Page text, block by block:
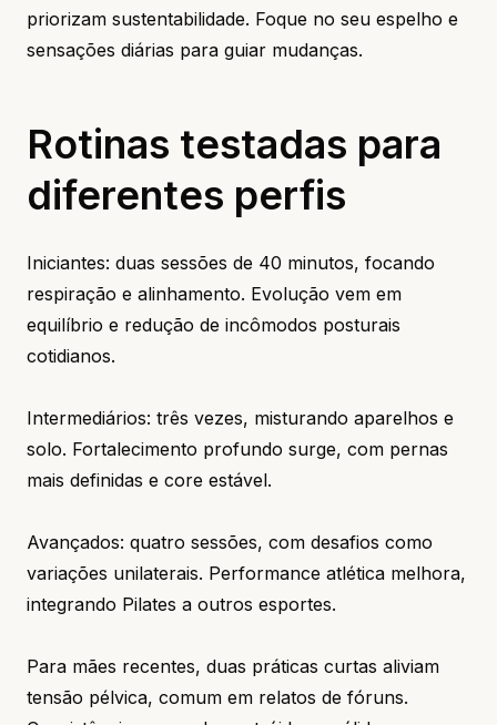
priorizam sustentabilidade. Foque no seu espelho e
sensações diárias para guiar mudanças.
Rotinas testadas para
diferentes perfis
Iniciantes: duas sessões de 40 minutos, focando
respiração e alinhamento. Evolução vem em
equilíbrio e redução de incômodos posturais
cotidianos.
Intermediários: três vezes, misturando aparelhos e
solo. Fortalecimento profundo surge, com pernas
mais definidas e core estável.
Avançados: quatro sessões, com desafios como
variações unilaterais. Performance atlética melhora,
integrando Pilates a outros esportes.
Para mães recentes, duas práticas curtas aliviam
tensão pélvica, comum em relatos de fóruns.